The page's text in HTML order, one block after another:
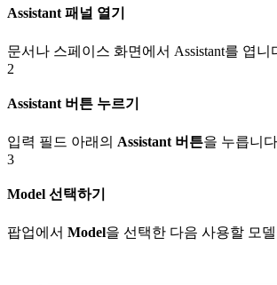
Assistant 패널 열기
문서나 스페이스 화면에서 Assistant를 엽니
2
Assistant 버튼 누르기
입력 필드 아래의 Assistant 버튼을 누릅니
3
Model 선택하기
팝업에서 Model을 선택한 다음 사용할 모